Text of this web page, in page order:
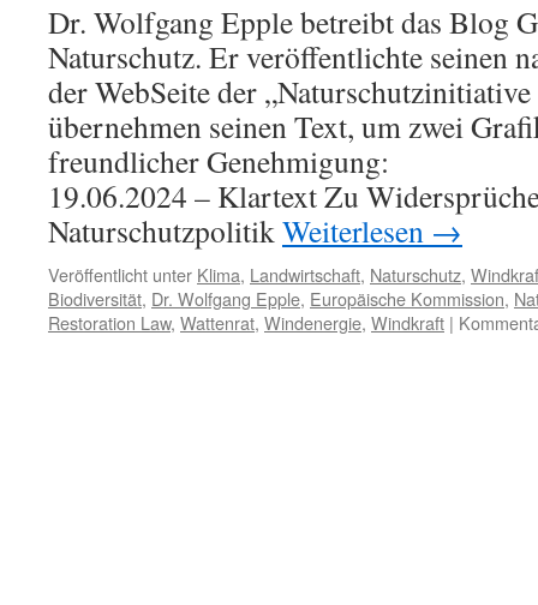
Dr. Wolfgang Epple betreibt das Blog
Naturschutz. Er veröffentlichte seinen
der WebSeite der
übernehmen seinen Text, um zwei
freundlicher Genehmigung:
19.06.2024 – Klartext Zu
NaturschutzpolitikWeiterlesen →
Veröffentlicht unter Klima, Landwirtschaft, Naturschutz,
Biodiversität, Dr. Wolfgang Epple, Europäische Kommission,
Restoration Law, Wattenrat, Windenergie, Windkraft |